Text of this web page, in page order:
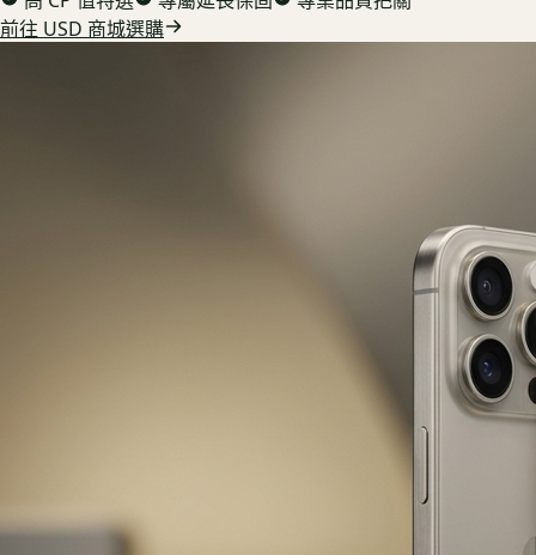
前往 USD 商城選購